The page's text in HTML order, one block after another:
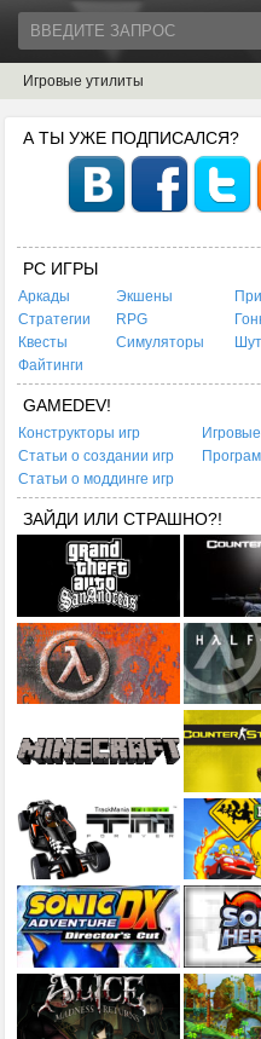
Игровые утилиты
А ТЫ УЖЕ ПОДПИСАЛСЯ?
PC ИГРЫ
Аркады Экшены
Стратегии
RPG
Квесты
Симуляторы
Файтинги
GAMEDEV!
Конструкторы игр
Статьи о создании игр
Статьи о моддинге игр
ЗАЙДИ ИЛИ СТРАШНО?!